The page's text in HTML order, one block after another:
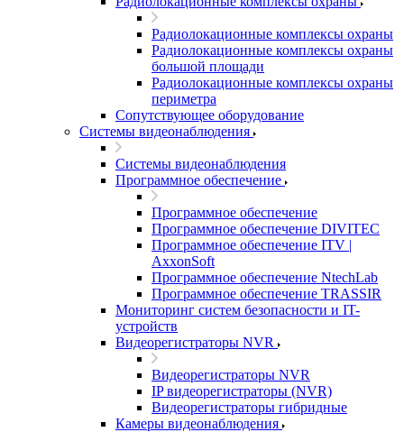
Радиолокационные комплексы охраны
Радиолокационные комплексы охраны
большой площади
Радиолокационные комплексы охраны
периметра
Сопутствующее оборудование
Системы видеонаблюдения
Системы видеонаблюдения
Программное обеспечение
Программное обеспечение
Программное обеспечение DIVITEC
Программное обеспечение ITV |
AxxonSoft
Программное обеспечение NtechLab
Программное обеспечение TRASSIR
Мониторинг систем безопасности и IT-
устройств
Видеорегистраторы NVR
Видеорегистраторы NVR
IP видеорегистраторы (NVR)
Видеорегистраторы гибридные
Камеры видеонаблюдения